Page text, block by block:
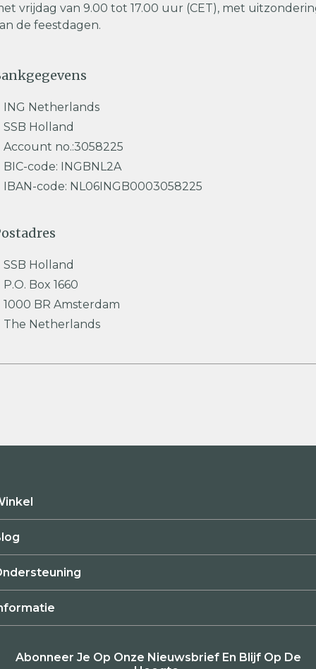
vrijdag van 9.00 tot 17.00 uur (CET), met
de feestdagen.
ING Netherlands
SSB Holland
Account no.:3058225
BIC-code: INGBNL2A
IBAN-code: NL06INGB0003058225
SSB Holland
P.O. Box 1660
1000 BR Amsterdam
The Netherlands
Abonneer Je Op Onze Nieuwsbrief En Blijf Op De